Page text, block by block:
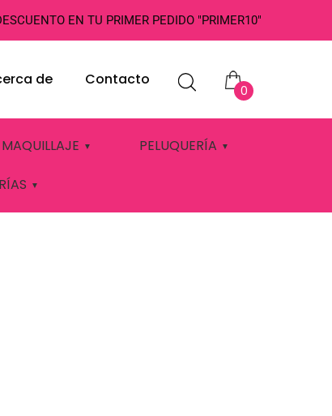
EN TU PRIMER PEDIDO "PRIMER10"
0
de Contacto
MAQUILLAJE PELUQUERÍA